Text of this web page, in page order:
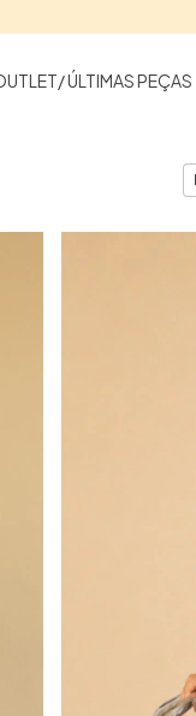
ÚLTIMAS PEÇAS